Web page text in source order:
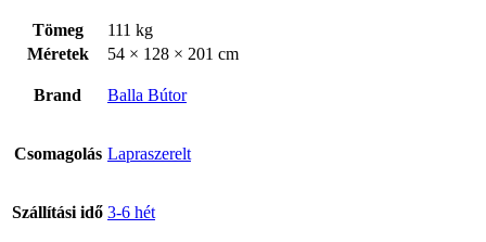
Tömeg
111 kg
Méretek
54 × 128 × 201 cm
Brand Balla Bútor
Csomagolás Lapraszerelt
Szállítási idő 3-6 hét